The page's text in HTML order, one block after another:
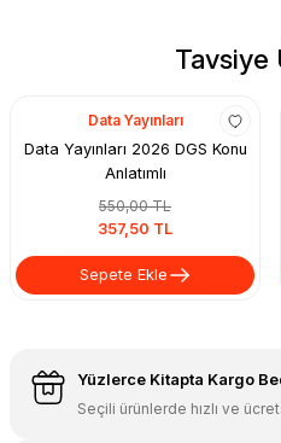
Tavsiye
Data Yayınları
Data Yayınları 2026 DGS Konu
Anlatımlı
357,50 TL
550,00 TL
Sepete Ekle
Yüzlerce Kitapta Kargo
Seçili ürünlerde hızlı ve